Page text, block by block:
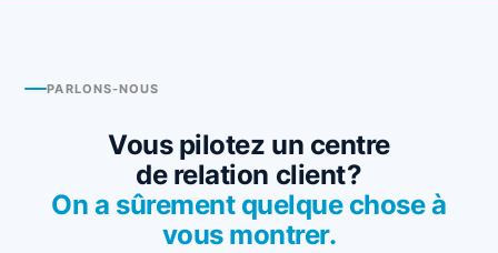
PARLONS-NOUS
Vous pilotez un centre
de relation client ?
On a sûrement quelque chose à
vous montrer.